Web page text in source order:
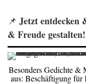
📌 Jetzt entdecken
& Freude gestalten!
Besonders Gedichte &
aus: Beschäftigung